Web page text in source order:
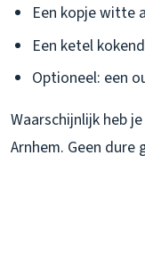
Een kopje witte
Een ketel
Optioneel: een
Waarschijnlijk heb
Arnhem. Geen